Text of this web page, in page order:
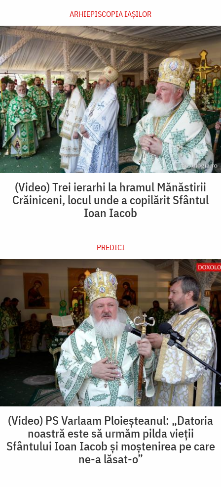
ARHIEPISCOPIA IAŞILOR
(Video) Trei ierarhi la hramul Mănăstirii
Crăiniceni, locul unde a copilărit Sfântul
Ioan Iacob
PREDICI
(Video) PS Varlaam Ploieșteanul: „Datoria
noastră este să urmăm pilda vieții
Sfântului Ioan Iacob și moștenirea pe care
ne-a lăsat-o”